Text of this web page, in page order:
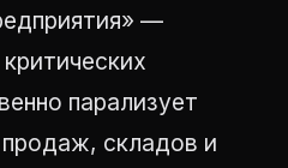
—
парализует
складов и